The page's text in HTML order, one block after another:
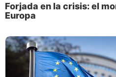
Forjada en la crisis: el
Europa